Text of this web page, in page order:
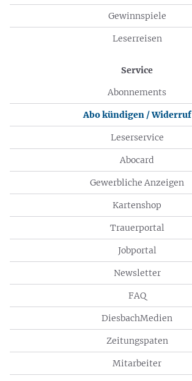
Gewinnspiele
Leserreisen
Service
Abonnements
Abo kündigen / Widerruf
Leserservice
Abocard
Gewerbliche Anzeigen
Kartenshop
Trauerportal
Jobportal
Newsletter
FAQ
DiesbachMedien
Zeitungspaten
Mitarbeiter